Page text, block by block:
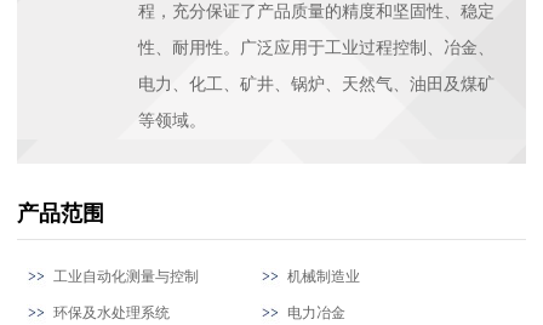
程，充分保证了产品质量的精度和坚固性、稳定
性、耐用性。广泛应用于工业过程控制、冶金、
电力、化工、矿井、锅炉、天然气、油田及煤矿
等领域。
产品范围
工业自动化测量与控制 机械制造业
环保及水处理系统 电力冶金